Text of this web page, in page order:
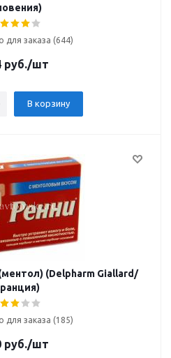
для заказа (644)
руб./шт
В корзину
(Delpharm Giallard/
для заказа (185)
руб./шт